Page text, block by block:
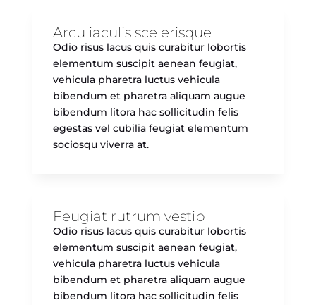
Arcu iaculis scelerisque
Odio risus lacus quis curabitur lobortis
elementum suscipit aenean feugiat,
vehicula pharetra luctus vehicula
bibendum et pharetra aliquam augue
bibendum litora hac sollicitudin felis
egestas vel cubilia feugiat elementum
sociosqu viverra at.
Feugiat rutrum vestib
Odio risus lacus quis curabitur lobortis
elementum suscipit aenean feugiat,
vehicula pharetra luctus vehicula
bibendum et pharetra aliquam augue
bibendum litora hac sollicitudin felis